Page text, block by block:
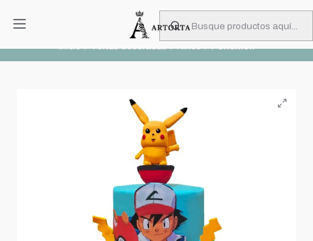
PIDA CON MUCHA ANTICIPACIÓN
Inicio Tortas decoradas Niños Pokemon